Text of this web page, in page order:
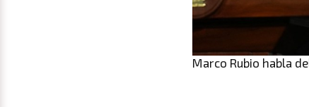
Marco Rubio habla